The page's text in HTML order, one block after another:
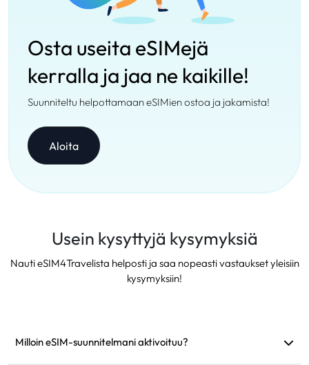
Osta useita eSIMejä
kerralla ja jaa ne kaikille!
Suunniteltu helpottamaan eSIMien ostoa ja jakamista!
Aloita
Usein kysyttyjä kysymyksiä
Nauti eSIM4Travelista helposti ja saa nopeasti vastaukset yleisiin
kysymyksiin!
Milloin eSIM-suunnitelmani aktivoituu?